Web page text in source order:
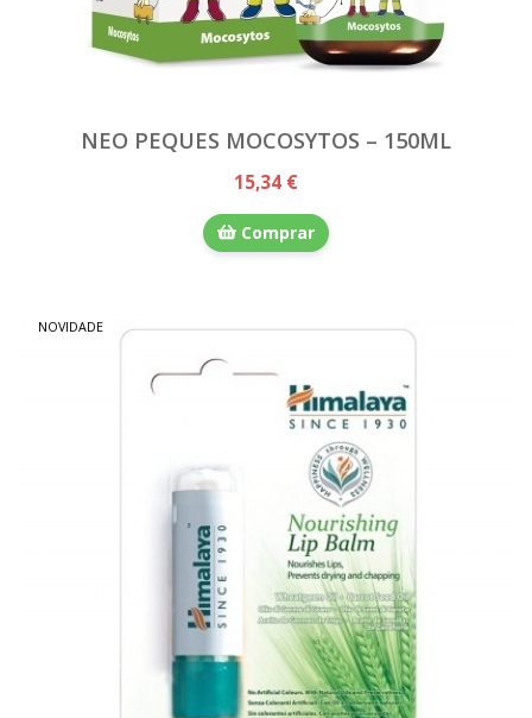
NEO PEQUES MOCOSYTOS – 150ML
15,34 €
Comprar
NOVIDADE